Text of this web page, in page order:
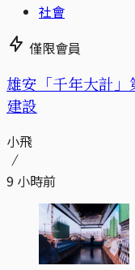
社會
僅限會員
雄安「千年大計
建設
小飛
9 小時前